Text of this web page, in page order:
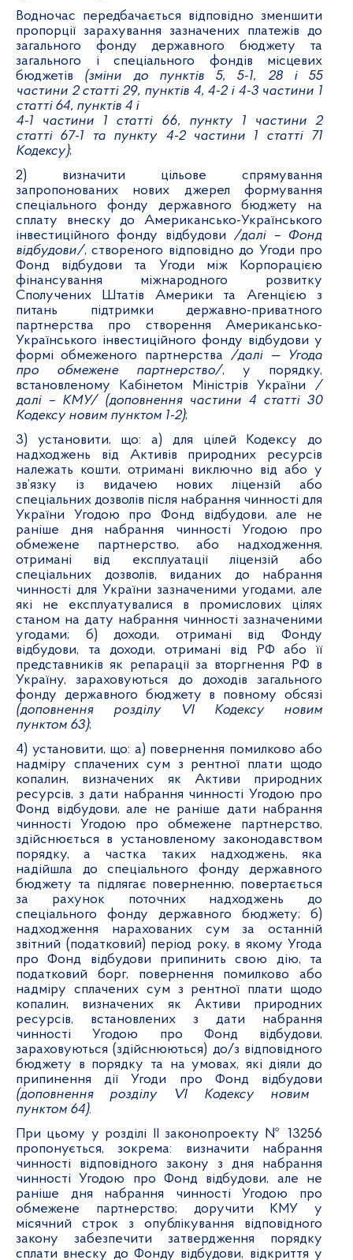
Водночас передбачається відповідно зменшити
пропорції зарахування зазначених платежів до
загального фонду державного бюджету та
загального і спеціального фондів місцевих
бюджетів (зміни до пунктів 5, 5-1, 28 і 55
частини 2 статті 29, пунктів 4, 4-2 і 4-3 частини 1
статті 64, пунктів 4 і
4-1 частини 1 статті 66, пункту 1 частини 2
статті 67-1 та пункту 4-2 частини 1 статті 71
Кодексу);
2) визначити цільове спрямування
запропонованих нових джерел формування
спеціального фонду державного бюджету на
сплату внескудо Американсько-Українського
інвестиційного фонду відбудови /далі – Фонд
відбудови/, створеного відповідно до Угоди про
Фонд відбудови та Угоди між Корпорацією
фінансування міжнародного розвитку
Сполучених Штатів Америки та Агенцією з
питань підтримки державно-приватного
партнерства про створення Американсько-
Українського інвестиційного фонду відбудови у
формі обмеженого партнерства /далі — Угода
про обмежене партнерство/, у порядку,
встановленому Кабінетом Міністрів України /
далі – КМУ/ (доповнення частини 4 статті 30
Кодексу новим пунктом 1-2);
3) установити, що: а) для цілей Кодексу до
надходжень від Активів природних ресурсів
належать кошти, отримані виключно від або у
зв’язку із видачею нових ліцензій або
спеціальних дозволів після набрання чинності для
України Угодою про Фонд відбудови, але не
раніше дня набрання чинності Угодою про
обмежене партнерство, або надходження,
отримані від експлуатації ліцензій або
спеціальних дозволів, виданих до набрання
чинності для України зазначеними угодами, але
які не експлуатувалися в промислових цілях
станом на дату набрання чинності зазначеними
угодами; б) доходи, отримані від Фонду
відбудови, та доходи, отримані від РФ або її
представників як репарації за вторгнення РФ в
Україну, зараховуються до доходів загального
фонду державного бюджету в повному обсязі
(доповнення розділу VI Кодексу новим
пунктом 63);
4) установити, що: а) повернення помилково або
надміру сплачених сум з рентної плати щодо
копалин, визначених як Активи природних
ресурсів, з дати набрання чинності Угодою про
Фонд відбудови, але не раніше дати набрання
чинності Угодою про обмежене партнерство,
здійснюється в установленому законодавством
порядку, а частка таких надходжень, яка
надійшла до спеціального фонду державного
бюджету та підлягає поверненню, повертається
за рахунок поточних надходжень до
спеціального фонду державного бюджету; б)
надходження нарахованих сум за останній
звітний (податковий) період року, в якому Угода
про Фонд відбудови припинить свою дію, та
податковий борг, повернення помилково або
надміру сплачених сум з рентної плати щодо
копалин, визначених як Активи природних
ресурсів, встановлених з дати набрання
чинності Угодою про Фонд відбудови,
зараховуються (здійснюються) до/з відповідного
бюджету в порядку та на умовах, які діяли до
припинення дії Угоди про Фонд відбудови
(доповнення розділу VI Кодексу новим
пунктом 64).
При цьому у розділі ІІ законопроекту № 13256
пропонується, зокрема: визначити набрання
чинності відповідного закону з дня набрання
чинності Угодою про Фонд відбудови, але не
раніше дня набрання чинності Угодою про
обмежене партнерство; доручити КМУ у
місячний строк з опублікування відповідного
закону забезпечити затвердження порядку
сплати внеску до Фонду відбудови, відкриття у